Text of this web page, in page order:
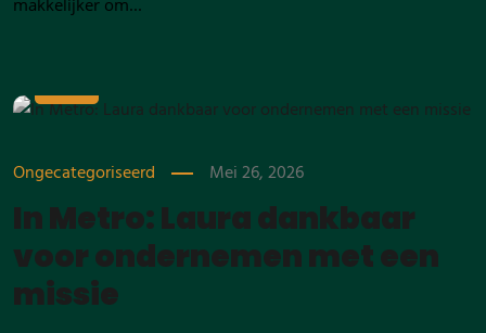
makkelijker om...
26
Ongecategoriseerd Mei 26, 2026
In Metro: Laura dankbaar
voor ondernemen met een
missie